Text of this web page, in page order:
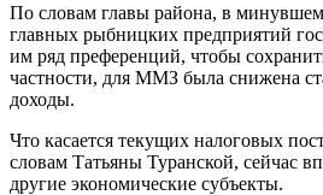
По словам главы района, в
главных рыбницких предприятий
им ряд преференций, чтобы
частности, для ММЗ была снижена
доходы.
Что касается текущих налоговых
словам Татьяны Туранской, сейчас
другие экономические субъекты.